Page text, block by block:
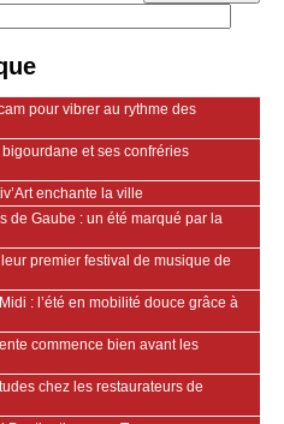
pour vibrer au rythme des
et ses confréries
enchante la ville
de Gaube : un été marqué par la
premier festival de musique de
: l’été en mobilité douce grâce à
commence bien avant les
chez les restaurateurs de